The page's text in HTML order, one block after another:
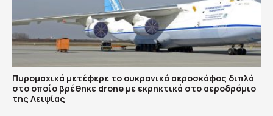
Πυρομαχικά μετέφερε το ουκρανικό αεροσκάφος διπλά
στο οποίο βρέθηκε drone με εκρηκτικά στο αεροδρόμιο
της Λειψίας